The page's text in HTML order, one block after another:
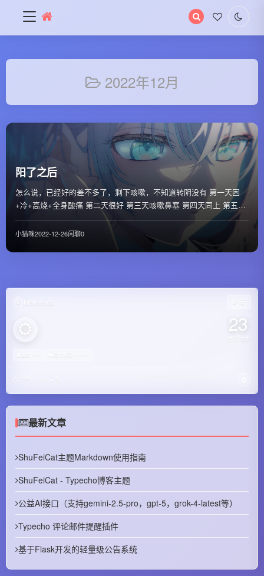
搜
索
关
2022年12月
阳了之后
怎么说，已经好的差不多了，剩下咳嗽，不知道转阴没有 第一天困
+冷+高烧+全身酸痛 第二天很好 第三天咳嗽鼻塞 第四天同上 第五天
同上 现在大概第七天了，同上 !...
小猫咪2022-12-26闲聊0
Monrovia 少云
23
体感 25°
最新文章
ShuFeiCat主题Markdown使用指南
ShuFeiCat - Typecho博客主题
公益AI接口（支持gemini-2.5-pro，gpt-5，grok-4-latest等）
Typecho 评论邮件提醒插件
基于Flask开发的轻量级公告系统